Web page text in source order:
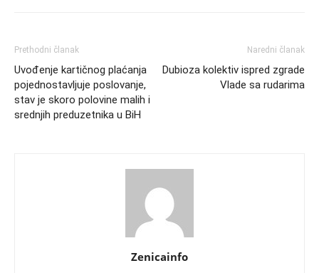
Prethodni članak
Uvođenje kartičnog plaćanja
pojednostavljuje poslovanje,
stav je skoro polovine malih i
srednjih preduzetnika u BiH
Naredni članak
Dubioza kolektiv ispred zgrade
Vlade sa rudarima
Zenicainfo